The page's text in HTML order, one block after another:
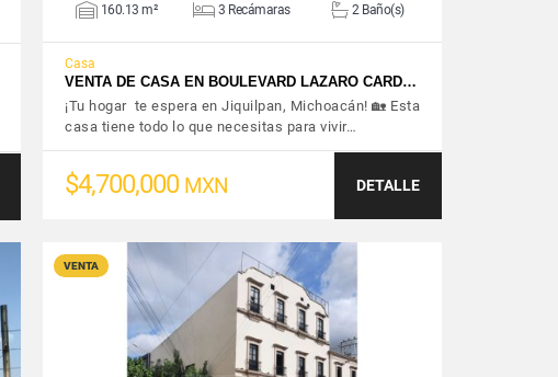
160.13 m² 3 Recámaras 2 Baño(s)
Casa
VENTA DE CASA EN BOULEVARD LAZARO CARD…
¡Tu hogar te espera en Jiquilpan, Michoacán! 🏡 Esta
casa tiene todo lo que necesitas para vivir…
$4,700,000 MXN DETALLE
VENTA